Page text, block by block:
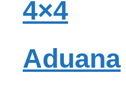
4×4
Aduana